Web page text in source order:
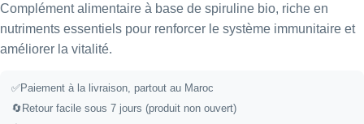
Complément alimentaire à base de spiruline bio, riche en
nutriments essentiels pour renforcer le système immunitaire et
améliorer la vitalité.
✅Paiement à la livraison, partout au Maroc
🔄Retour facile sous 7 jours (produit non ouvert)